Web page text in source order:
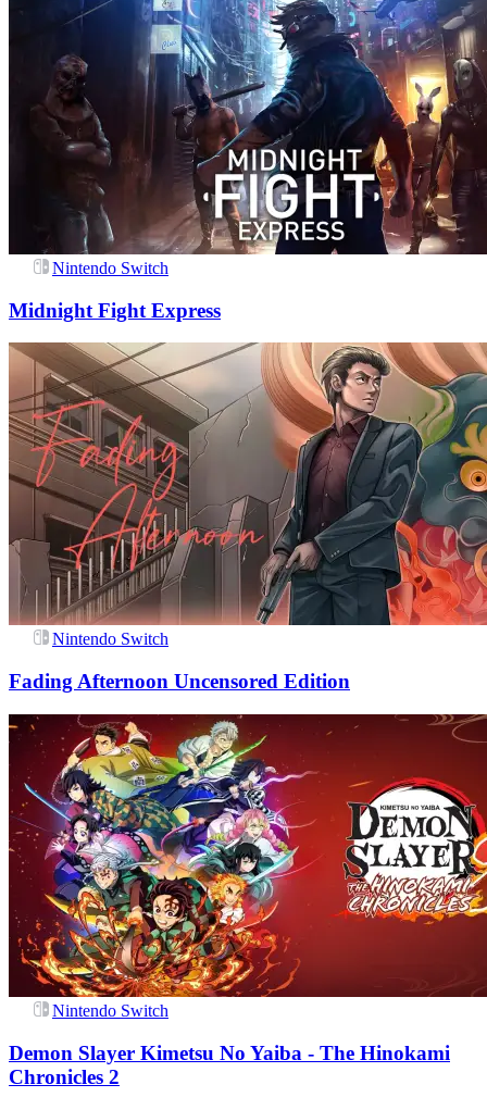
Nintendo Switch
Midnight Fight Express
Nintendo Switch
Fading Afternoon Uncensored Edition
Nintendo Switch
Demon Slayer Kimetsu No Yaiba - The Hinokami
Chronicles 2